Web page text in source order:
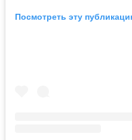
Посмотреть эту